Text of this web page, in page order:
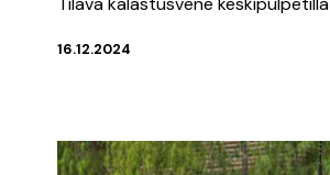
16.12.2024